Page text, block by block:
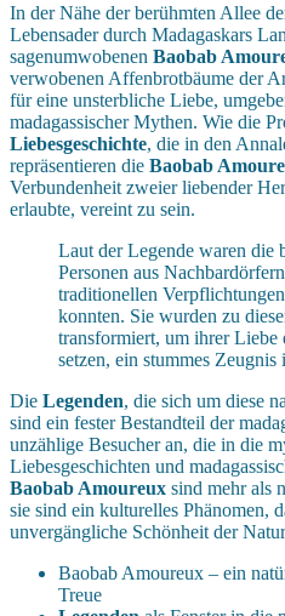
In der Nähe der berühmten Allee
Lebensader durch Madagaskars
sagenumwobenen Baobab
verwobenen Affenbrotbäume der
für eine unsterbliche Liebe,
madagassischer Mythen. Wie die
Liebesgeschichte, die in den
repräsentieren die Baobab
Verbundenheit zweier liebender
erlaubte, vereint zu sein.
Laut der Legende waren die
Personen aus
traditionellen
konnten. Sie wurden zu
transformiert, um ihrer Liebe
setzen, ein stummes
Die Legenden, die sich um diese
sind ein fester Bestandteil der
unzählige Besucher an, die in die
Liebesgeschichten und
Baobab Amoureux sind mehr als
sie sind ein kulturelles Phänomen,
unvergängliche Schönheit der
Baobab Amoureux – ein
Treue